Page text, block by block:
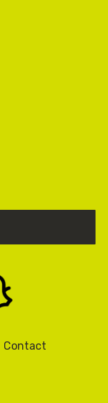
Contact